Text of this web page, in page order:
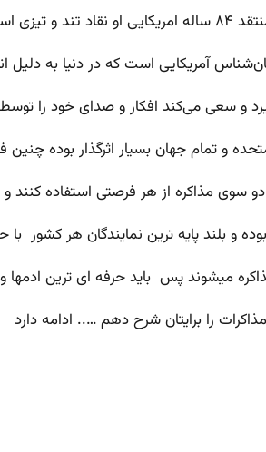
تیغ نقد
آمریکایی است که در دنیا به
و سعی می‌کند افکار و صدای خود را
و تمام جهان بسیار اثرگذار بوده چنین
مذاکره از هر فرصتی استفاده کنند
بلند پایه ترین نمایندگان هر کشور
را برایتان شرح دهم ….. ادامه دارد